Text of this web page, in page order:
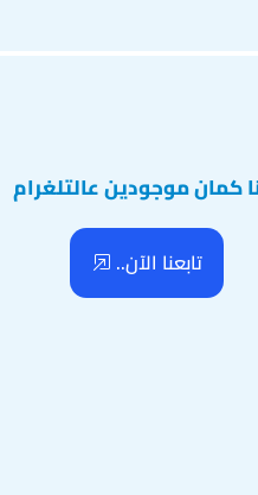
كمان موجودين عالتلغرام
تابعنا الآن..